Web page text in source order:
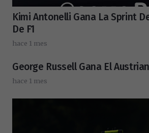
Kimi Antonelli Gana La Sprint
De F1
hace 1 mes
George Russell Gana El Austrian
hace 1 mes